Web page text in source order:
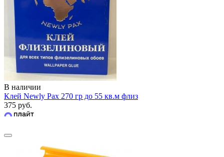
В наличии
Клей Newly Pax 270 гр до 55 кв.м флиз
375 руб.